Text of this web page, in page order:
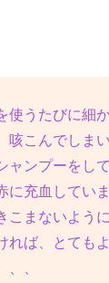
使うたびに細
咳こんでしま
ャンプーをし
に充血してい
こまないよう
れば、とても
、